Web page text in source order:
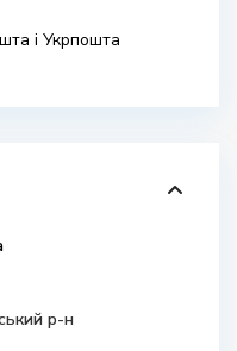
і Укрпошта
р-н